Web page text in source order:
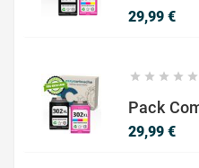
29,99 €Prix
    
29,99 €Prix